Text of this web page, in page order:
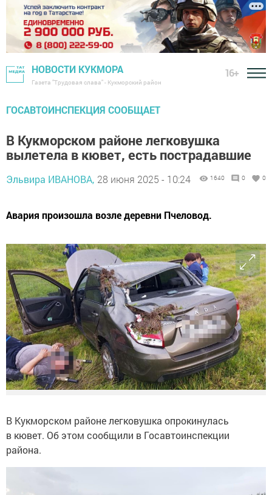
НОВОСТИ КУКМОРА
Газета "Трудовая слава" - Кукморский район
16+
ГОСАВТОИНСПЕКЦИЯ СООБЩАЕТ
В Кукморском районе легковушка
вылетела в кювет, есть пострадавшие
Эльвира ИВАНОВА, 28 июня 2025 - 10:24 1640 0 0
Авария произошла возле деревни Пчеловод.
В Кукморском районе легковушка опрокинулась
в кювет. Об этом сообщили в Госавтоинспекции
района.